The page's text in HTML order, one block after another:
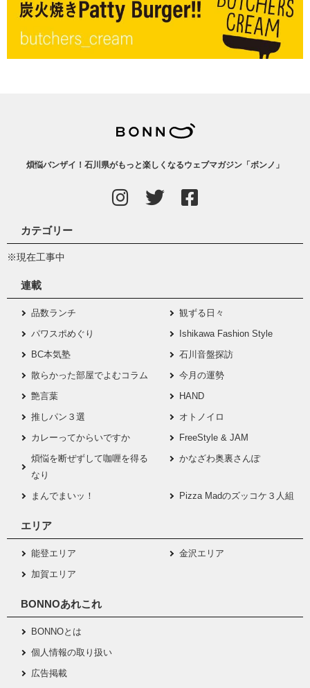
煩悩バンザイ！石川県がもっと楽しくなるウェブマガジン「ボンノ」
カテゴリー
※現在工事中
連載
品数ランチ
観ずる日々
パワスポめぐり
Ishikawa Fashion Style
BC本気塾
石川音盤探訪
散らかった部屋でよむコラム
今月の運勢
艶言葉
HAND
推しパン３選
オトノイロ
カレーってからいですか
FreeStyle & JAM
煩悩を断ぜずして咖喱を得る
なり
かなざわ奥裏さんぽ
まんでまいッ！ Pizza Madのズッコケ３人組
エリア
能登エリア
金沢エリア
加賀エリア
BONNOあれこれ
BONNOとは
個人情報の取り扱い
広告掲載